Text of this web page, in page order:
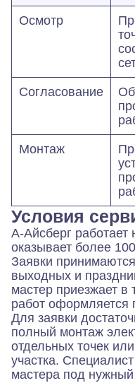
Осмотр
Согласование
Монтаж
Условия
А-Айсберг работает
оказывает более
Заявки
выходных и
мастер приезжает в
работ оформляется
Для заявки
полный монтаж
отдельных точек
участка.
мастера под